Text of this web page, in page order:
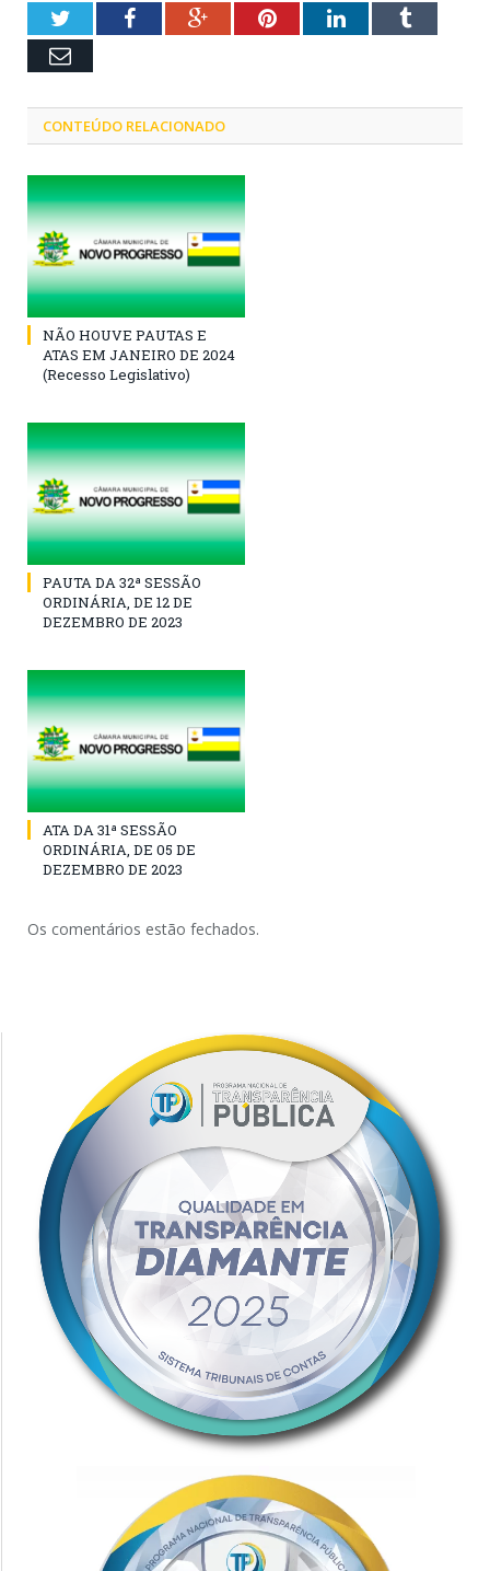
TwitterFacebookGoogle+PinterestLinkedInTumblr
Email
CONTEÚDO RELACIONADO
NÃO HOUVE PAUTAS E
ATAS EM JANEIRO DE 2024
(Recesso Legislativo)
PAUTA DA 32ª SESSÃO
ORDINÁRIA, DE 12 DE
DEZEMBRO DE 2023
ATA DA 31ª SESSÃO
ORDINÁRIA, DE 05 DE
DEZEMBRO DE 2023
Os comentários estão fechados.